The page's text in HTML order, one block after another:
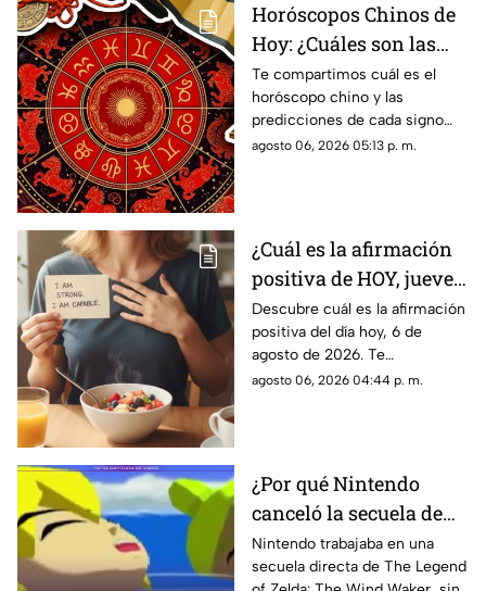
Horóscopos Chinos de
Hoy: ¿Cuáles son las
predicciones para este
jueves 6 de agosto de
2026?
Te compartimos cuál es el
horóscopo chino y las
predicciones de cada signo
para el día de hoy, jueves 6 de
agosto 06, 2026 05:13 p. m.
¿Cuál es la afirmación
positiva de HOY, jueves
6 de agosto de 2026?
Repite estas palabras y
llena tu día de energía
Descubre cuál es la afirmación
positiva del día hoy, 6 de
agosto de 2026. Te
compartimos un mensaje
agosto 06, 2026 04:44 p. m.
¿Por qué Nintendo
canceló la secuela de
Zelda The Wind
Waker? Aquí te
Nintendo trabajaba en una
secuela directa de The Legend